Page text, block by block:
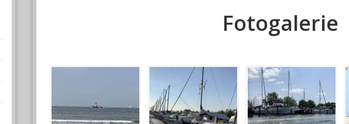
Fotogalerie